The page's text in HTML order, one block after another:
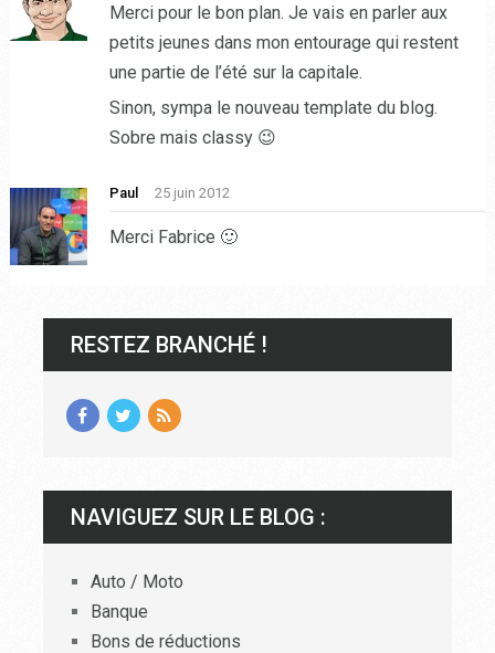
Merci pour le bon plan. Je vais en parler aux
petits jeunes dans mon entourage qui restent
une partie de l’été sur la capitale.
Sinon, sympa le nouveau template du blog.
Sobre mais classy 😉
Paul 25 juin 2012
Merci Fabrice 🙂
RESTEZ BRANCHÉ !
NAVIGUEZ SUR LE BLOG :
Auto / Moto
Banque
Bons de réductions